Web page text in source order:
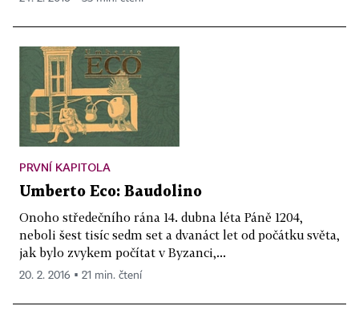
PRVNÍ KAPITOLA
Umberto Eco: Baudolino
Onoho středečního rána 14. dubna léta Páně 1204,
neboli šest tisíc sedm set a dvanáct let od počátku světa,
jak bylo zvykem počítat v Byzanci,...
20. 2. 2016 ▪ 21 min. čtení